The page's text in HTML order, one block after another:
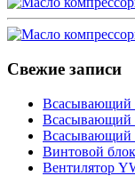
Свежие записи
Всасывающий
Всасывающий
Всасывающий
Винтовой
Вентилятор